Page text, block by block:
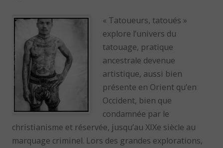
« Tatoueurs, tatoués »
explore l’univers du
tatouage, pratique
ancestrale devenue
artistique, aussi bien
présente en Orient qu’en
Occident, bien que
condamnée par le
christianisme et réservée, jusqu’au XIXe siècle au
marquage criminel. Lors des grandes explorations,